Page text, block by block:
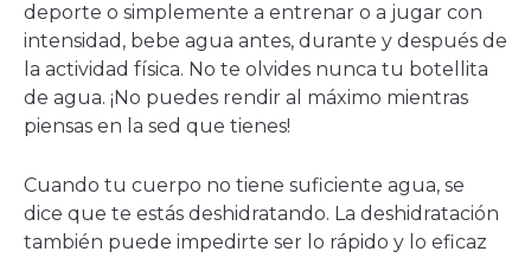
deporte o simplemente a entrenar o a jugar con
intensidad, bebe agua antes, durante y después de
la actividad física. No te olvides nunca tu botellita
de agua. ¡No puedes rendir al máximo mientras
piensas en la sed que tienes!
Cuando tu cuerpo no tiene suficiente agua, se
dice que te estás deshidratando. La deshidratación
también puede impedirte ser lo rápido y lo eficaz